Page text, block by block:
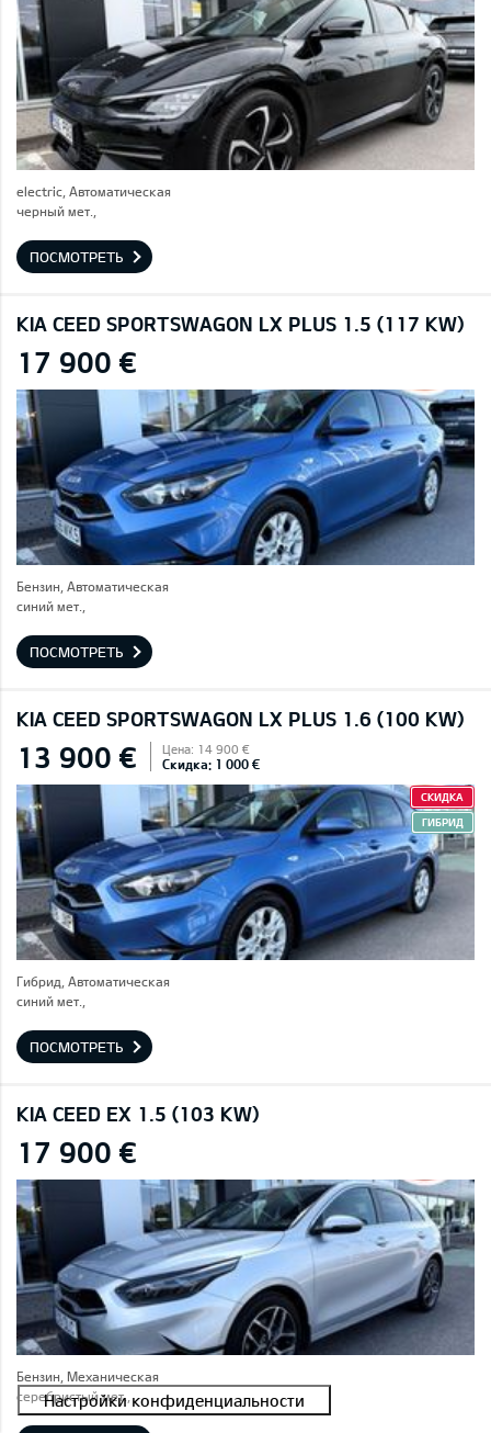
electric, Автоматическая
черный мет.,
ПОСМОТРЕТЬ
KIA CEED SPORTSWAGON LX PLUS 1.5 (117 KW)
17 900 €
Бензин, Автоматическая
синий мет.,
ПОСМОТРЕТЬ
KIA CEED SPORTSWAGON LX PLUS 1.6 (100 KW)
13 900 € Цена: 14 900 €
Скидка: 1 000 €
СКИДКА
ГИБРИД
Гибрид, Автоматическая
синий мет.,
ПОСМОТРЕТЬ
KIA CEED EX 1.5 (103 KW)
17 900 €
Бензин, Механическая
серебристый мет.,